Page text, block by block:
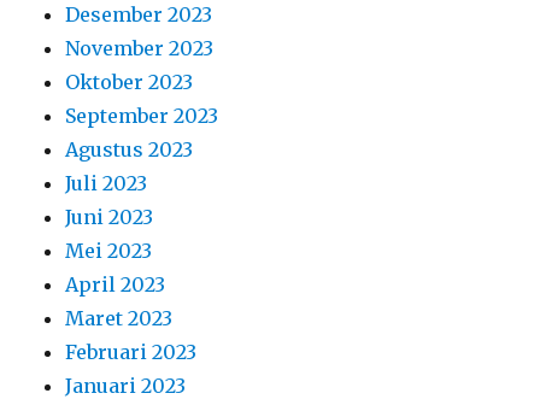
Desember 2023
November 2023
Oktober 2023
September 2023
Agustus 2023
Juli 2023
Juni 2023
Mei 2023
April 2023
Maret 2023
Februari 2023
Januari 2023